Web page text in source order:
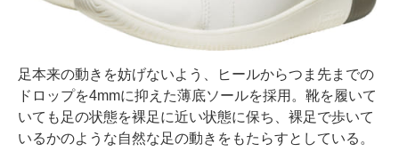
足本来の動きを妨げないよう、ヒールからつま先までの
ドロップを4mmに抑えた薄底ソールを採用。靴を履いて
いても足の状態を裸足に近い状態に保ち、裸足で歩いて
いるかのような自然な足の動きをもたらすとしている。